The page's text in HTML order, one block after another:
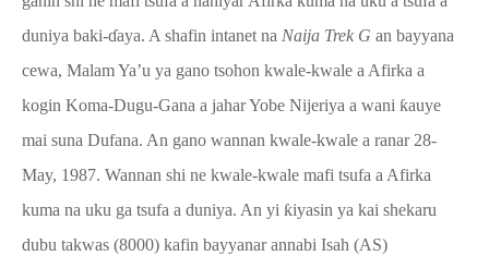
duniya baki-ɗaya. A shafin intanet na Naija Trek G an bayyana
cewa, Malam Ya’u ya gano tsohon kwale-kwale a Afirka a
kogin Koma-Dugu-Gana a jahar Yobe Nijeriya a wani ƙauye
mai suna Dufana. An gano wannan kwale-kwale a ranar 28-
May, 1987. Wannan shi ne kwale-kwale mafi tsufa a Afirka
kuma na uku ga tsufa a duniya. An yi ƙiyasin ya kai shekaru
dubu takwas (8000) kafin bayyanar annabi Isah (AS)